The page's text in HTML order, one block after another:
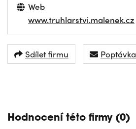
Web
www.truhlarstvi.malenek.cz
Sdílet firmu Poptávka
Hodnocení této firmy (0)